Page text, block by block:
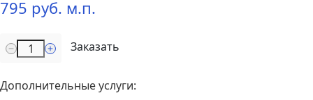
795 руб. м.п.
Заказать
Дополнительные услуги: